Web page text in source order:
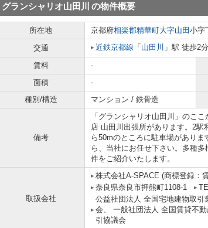
グランシャリオ山田川 の物件概要
所在地 京都府相楽郡精華町大字山田 小字
交通
近鉄京都線 「 山田川 」駅 徒歩2分
賃料 -
面積
-
種別/構造
マンション / 鉄骨造
備考
「グランシャリオ山田川」のこ
店 山田川出張所があります。2
ら50mのところに駐車場があり
ら、当社にお任せ下さい。多種
件をご紹介いたします。
取扱会社
株式会社A-SPACE (商標登録：
奈良県奈良市押熊町1108-1
公益社団法人 全国宅地建物取
会、 一般社団法人 全国賃貸不
引協議会